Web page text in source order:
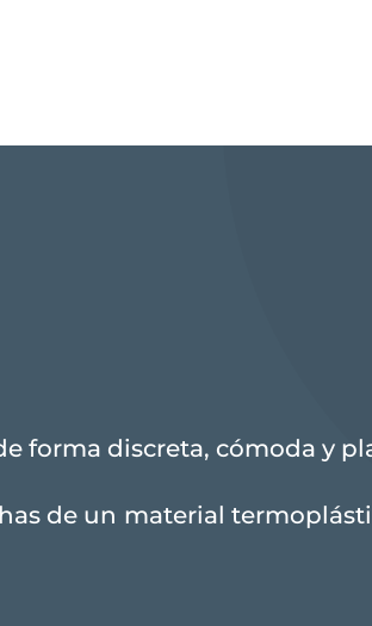
forma discreta, cómoda y
de un material